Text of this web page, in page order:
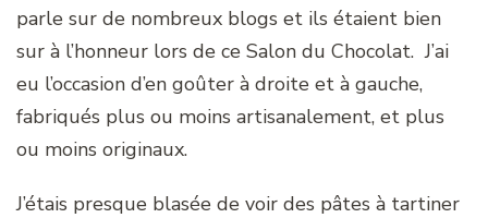
parle sur de nombreux blogs et ils étaient bien
sur à l’honneur lors de ce Salon du Chocolat. J’ai
eu l’occasion d’en goûter à droite et à gauche,
fabriqués plus ou moins artisanalement, et plus
ou moins originaux.
J’étais presque blasée de voir des pâtes à tartiner